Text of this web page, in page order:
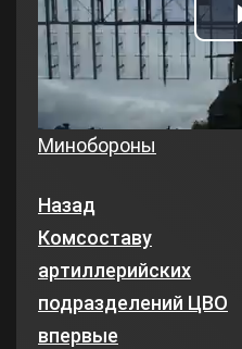
Минобороны
Назад
Комсоставу
артиллерийских
подразделений ЦВО
впервые